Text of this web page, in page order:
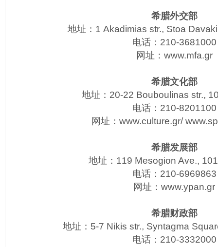
希腊外交部
地址：1 Akadimias str., Stoa
电话：210-3681000
网址： www.mfa.gr
希腊文化部
地址：20-22 Bouboulinas str.,
电话：210-8201100
网址： www.culture.gr/
希腊发展部
地址：119 Mesogion Ave.,
电话：210-6969863
网址： www.ypan.gr
希腊财政部
地址：5-7 Nikis str., Syntagma
电话：210-3332000